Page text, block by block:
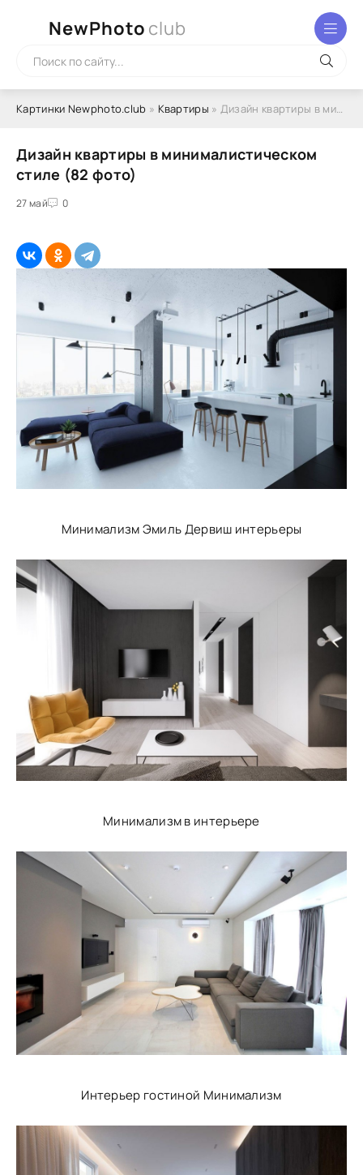
NewPhoto club
Картинки Newphoto.club » Квартиры » Дизайн квартиры в минималистическом стиле (82 фото)
Дизайн квартиры в минималистическом
стиле (82 фото)
27 май 0
Минимализм Эмиль Дервиш интерьеры
Минимализм в интерьере
Интерьер гостиной Минимализм